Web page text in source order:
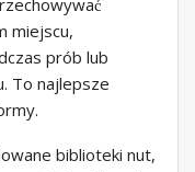
miejscu,
prób lub
To najlepsze
biblioteki nut,